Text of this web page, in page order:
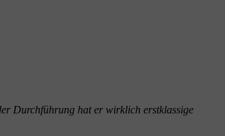
Durchführung hat er wirklich erstklassige